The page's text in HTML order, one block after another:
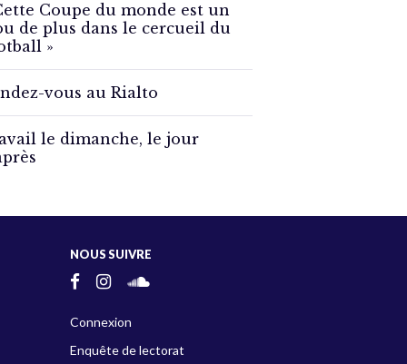
Coupe du monde est un
de plus dans le cercueil du
»
vous au Rialto
le dimanche, le jour
NOUS SUIVRE
Connexion
Enquête de lectorat